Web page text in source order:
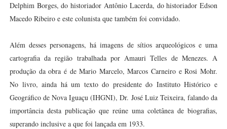
Delphim Borges, do historiador Antônio Lacerda, do historiador Edson
Macedo Ribeiro e este colunista que também foi convidado.
Além desses personagens, há imagens de sítios arqueológicos e uma
cartografia da região trabalhada por Amauri Telles de Menezes. A
produção da obra é de Mario Marcelo, Marcos Carneiro e Rosi Mohr.
No livro, ainda há um texto do presidente do Instituto Histórico e
Geográfico de Nova Iguaçu (IHGNI), Dr. José Luiz Teixeira, falando da
importância desta publicação que reúne uma coletânea de biografias,
superando inclusive a que foi lançada em 1933.